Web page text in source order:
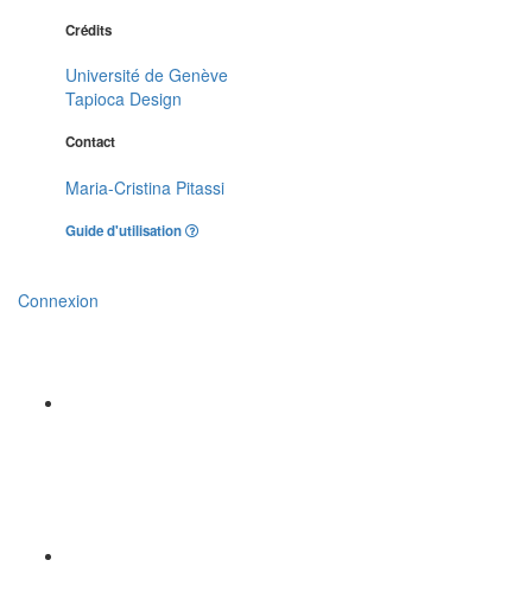
Crédits
Université de Genève
Tapioca Design
Contact
Maria-Cristina Pitassi
Guide d'utilisation
Connexion